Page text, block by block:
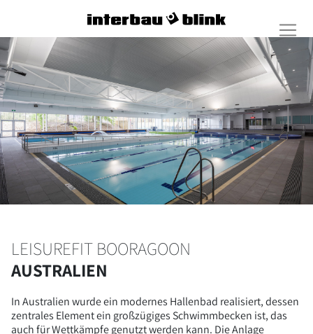
LEISUREFIT BOORAGOON
AUSTRALIEN
In Australien wurde ein modernes Hallenbad realisiert, dessen
zentrales Element ein großzügiges Schwimmbecken ist, das
auch für Wettkämpfe genutzt werden kann. Die Anlage